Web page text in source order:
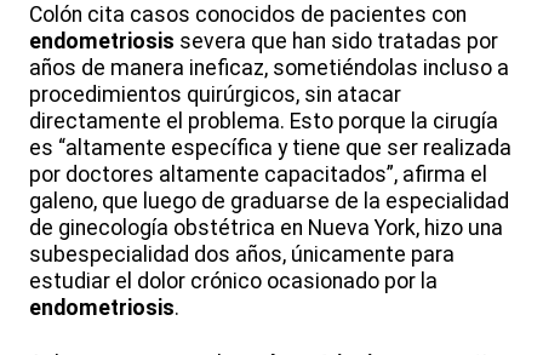
Colón cita casos conocidos de pacientes con
endometriosis severa que han sido tratadas por
años de manera ineficaz, sometiéndolas incluso a
procedimientos quirúrgicos, sin atacar
directamente el problema. Esto porque la cirugía
es “altamente específica y tiene que ser realizada
por doctores altamente capacitados”, afirma el
galeno, que luego de graduarse de la especialidad
de ginecología obstétrica en Nueva York, hizo una
subespecialidad dos años, únicamente para
estudiar el dolor crónico ocasionado por la
endometriosis.